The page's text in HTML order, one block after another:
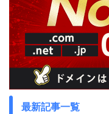
最新記事一覧